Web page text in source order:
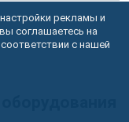
рекламы и
соглашаетесь на
с нашей